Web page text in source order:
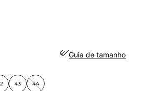
Guia de tamanho
43 44